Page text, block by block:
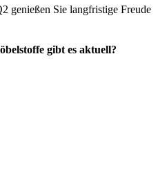
genießen Sie langfristige Freude
gibt es aktuell?